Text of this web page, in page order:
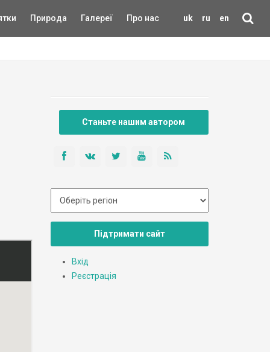
uk ru en
Природа Галереї Про нас
Станьте нашим автором
Підтримати сайт
Вхід
Реєстрація